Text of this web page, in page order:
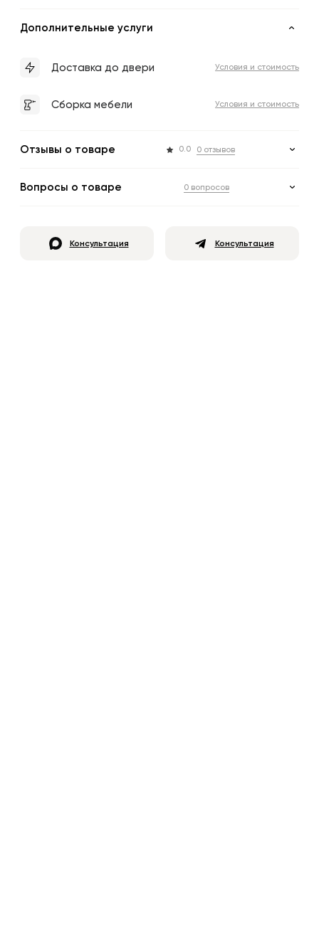
Дополнительные услуги
Доставка до двери Условия и стоимость
Сборка мебели Условия и стоимость
Отзывы о товаре 0.0 0 отзывов
Вопросы о товаре 0 вопросов
Консультация Консультация